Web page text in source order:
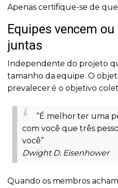
Apenas certifique-se de que
Equipes vencem
juntas
Independente do projeto
tamanho da equipe. O
prevalecer é o objetivo
“É melhor ter uma
com você que três
você”
Dwight D. Eisenhower
Quando os membros